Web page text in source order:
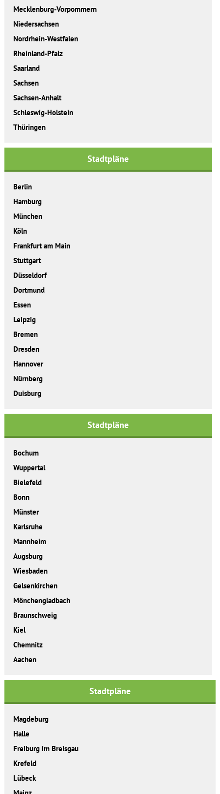
Mecklenburg-Vorpommern
Niedersachsen
Nordrhein-Westfalen
Rheinland-Pfalz
Saarland
Sachsen
Sachsen-Anhalt
Schleswig-Holstein
Thüringen
Stadtpläne
Berlin
Hamburg
München
Köln
Frankfurt am Main
Stuttgart
Düsseldorf
Dortmund
Essen
Leipzig
Bremen
Dresden
Hannover
Nürnberg
Duisburg
Stadtpläne
Bochum
Wuppertal
Bielefeld
Bonn
Münster
Karlsruhe
Mannheim
Augsburg
Wiesbaden
Gelsenkirchen
Mönchengladbach
Braunschweig
Kiel
Chemnitz
Aachen
Stadtpläne
Magdeburg
Halle
Freiburg im Breisgau
Krefeld
Lübeck